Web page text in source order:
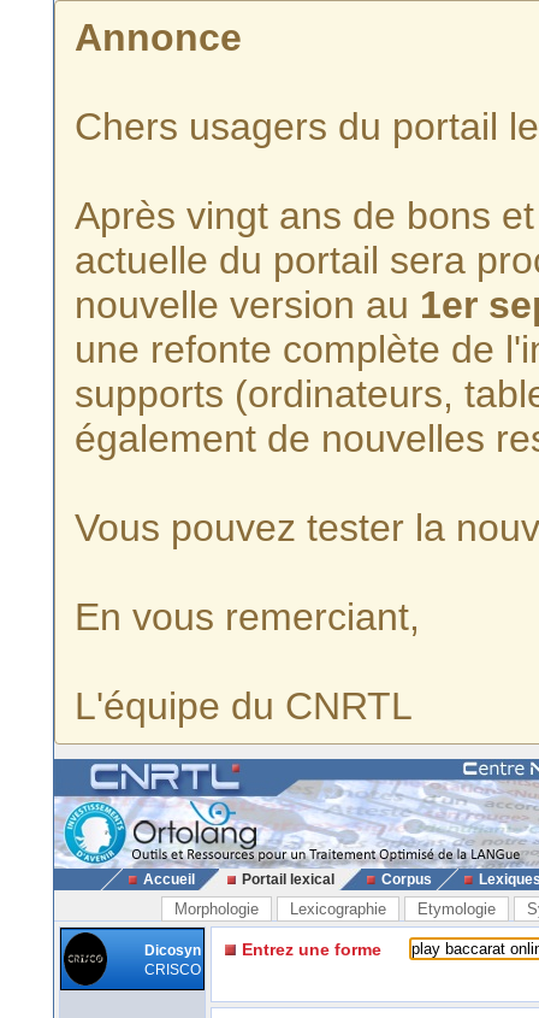
Annonce
Chers usagers du portail
Après vingt ans de bons
actuelle du portail sera
nouvelle version au 1er
une refonte complète de
supports (ordinateurs,
également de nouvelles
Vous pouvez tester la
En vous remerciant,
L'équipe du CNRTL
Accueil Portail lexical Corpus
Morphologie Lexicographie Etymologie
Dicosyn
CRISCO
Entrez une forme